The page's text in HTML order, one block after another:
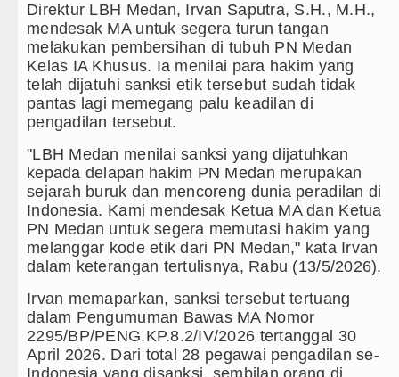
Dayang Nan Tujuh
Transnusa Resmikan
Juventus vs Palermo Laga
Arsenal Juara Emirates Cup
Liverpool Ditekuk Monaco pada
Manchester City Bangkit untuk
Bobby Nasution Siapkan
Kasus Penutupan Gereja Lapor
Bikin Resah Warga, 22 Motor
Akses Jalan ke Pemandian Air
Direktur LBH Medan, Irvan Saputra, S.H., M.H.,
mendesak MA untuk segera turun tangan
melakukan pembersihan di tubuh PN Medan
Kelas IA Khusus. Ia menilai para hakim yang
telah dijatuhi sanksi etik tersebut sudah tidak
pantas lagi memegang palu keadilan di
pengadilan tersebut.
"LBH Medan menilai sanksi yang dijatuhkan
kepada delapan hakim PN Medan merupakan
sejarah buruk dan mencoreng dunia peradilan di
Indonesia. Kami mendesak Ketua MA dan Ketua
PN Medan untuk segera memutasi hakim yang
melanggar kode etik dari PN Medan," kata Irvan
dalam keterangan tertulisnya, Rabu (13/5/2026).
Irvan memaparkan, sanksi tersebut tertuang
dalam Pengumuman Bawas MA Nomor
2295/BP/PENG.KP.8.2/IV/2026 tertanggal 30
April 2026. Dari total 28 pegawai pengadilan se-